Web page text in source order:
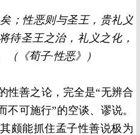
；性恶则与圣王，贵礼义
圣王之治，礼义之化，
《荀子·性恶》）
性善之论，完全是“无辨合
不可施行”的空谈、谬说。
颇能抓住孟子性善说极为